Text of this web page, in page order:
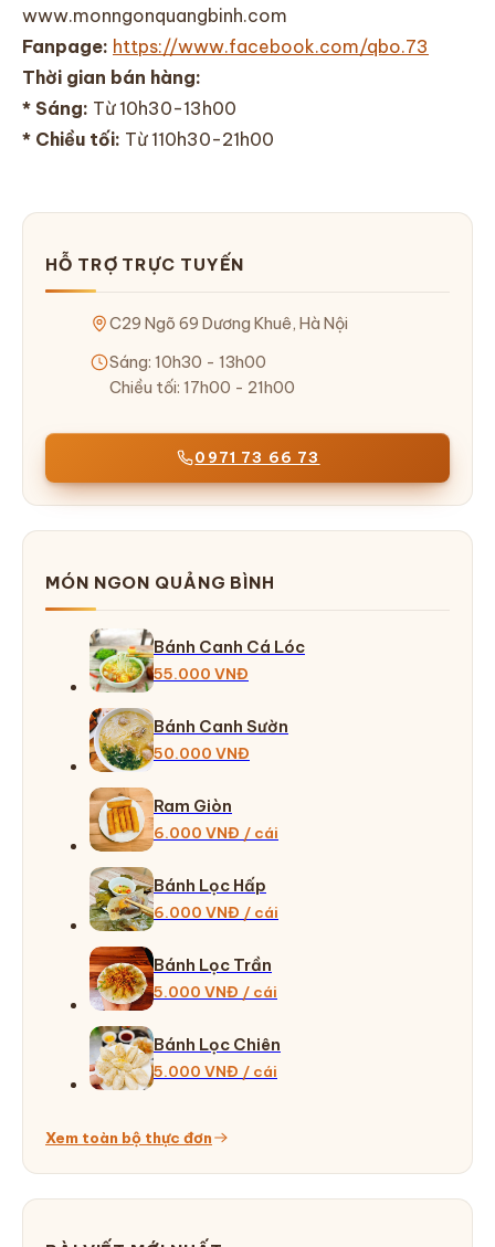
www.monngonquangbinh.com
Fanpage: https://www.facebook.com/qbo.73
Thời gian bán hàng:
* Sáng: Từ 10h30-13h00
* Chiều tối: Từ 110h30-21h00
HỖ TRỢ TRỰC TUYẾN
C29 Ngõ 69 Dương Khuê, Hà Nội
Sáng: 10h30 - 13h00
Chiều tối: 17h00 - 21h00
0971 73 66 73
MÓN NGON QUẢNG BÌNH
Bánh Canh Cá Lóc
55.000 VNĐ
Bánh Canh Sườn
50.000 VNĐ
Ram Giòn
6.000 VNĐ / cái
Bánh Lọc Hấp
6.000 VNĐ / cái
Bánh Lọc Trần
5.000 VNĐ / cái
Bánh Lọc Chiên
5.000 VNĐ / cái
Xem toàn bộ thực đơn